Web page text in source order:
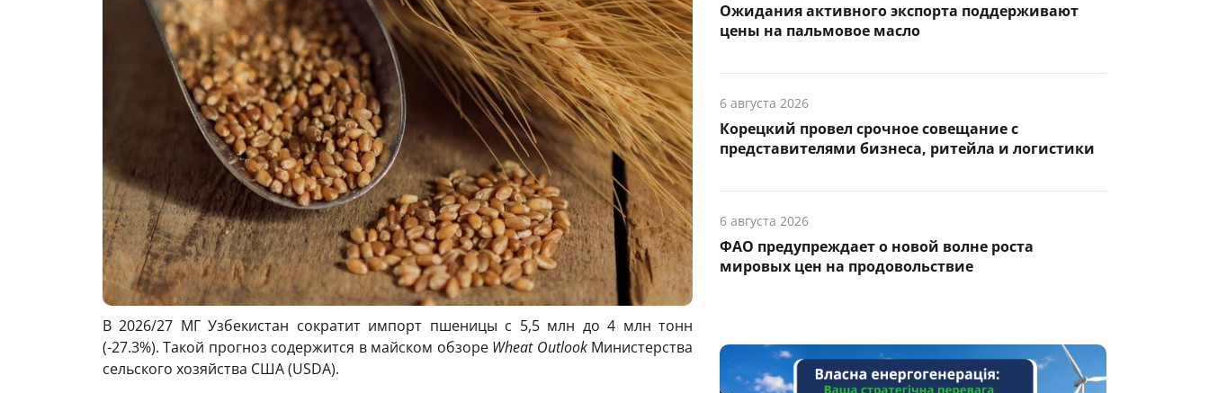
В 2026/27 МГ Узбекистан сократит импорт пшеницы с 5,5 млн до 4 млн тонн
(-27.3%). Такой прогноз содержится в майском обзоре Wheat OutlookМинистерства
сельского хозяйства США (USDA).
Ожидания активного экспорта поддерживают
цены на пальмовое масло
6 августа 2026
Корецкий провел срочное совещание с
представителями бизнеса, ритейла и логистики
6 августа 2026
ФАО предупреждает о новой волне роста
мировых цен на продовольствие